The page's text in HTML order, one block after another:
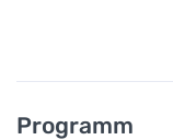
Programm